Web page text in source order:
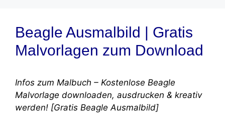
Beagle Ausmalbild | Gratis
Malvorlagen zum Download
Infos zum Malbuch – Kostenlose Beagle
Malvorlage downloaden, ausdrucken & kreativ
werden! [Gratis Beagle Ausmalbild]